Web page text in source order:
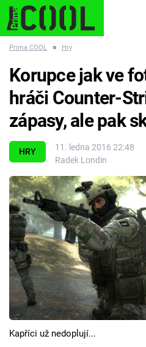
ESCAPE PLNEJ KOTEL
Témata
Filmy
Seriály
Hry
Cool Esport
Pořady
Prima COOL ■ Hry
HRY
11. ledna 2016 22:48
Radek Londin
Korupce jak ve
hráči Counter-
zápasy, ale pak
Kapříci už nedoplují...